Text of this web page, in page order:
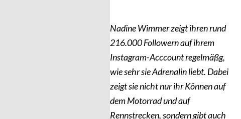
Nadine Wimmer zeigt ihren rund
216.000 Followern auf ihrem
Instagram-Acccount regelmäßg,
wie sehr sie Adrenalin liebt. Dabei
zeigt sie nicht nur ihr Können auf
dem Motorrad und auf
Rennstrecken, sondern gibt auch